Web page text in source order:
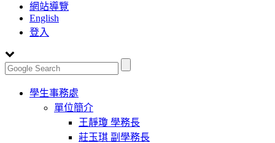
網站導覽
English
登入
Toggle
navigation
學生事務處
單位簡介
王靜瓊 學務長
莊玉琪 副學務長